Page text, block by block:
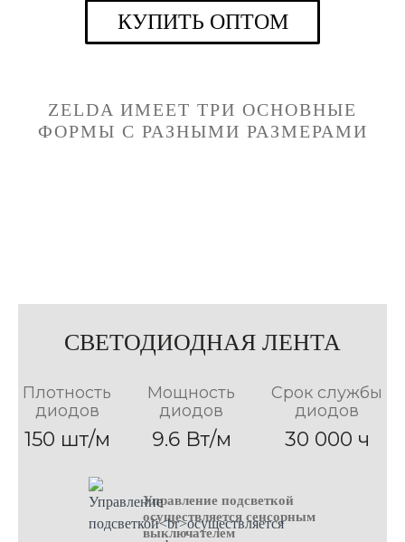
КУПИТЬ ОПТОМ
ZELDA ИМЕЕТ ТРИ ОСНОВНЫЕ
ФОРМЫ С РАЗНЫМИ РАЗМЕРАМИ
90см Х 70см
120см Х 70см
60см Х 70см
60см Х 80см
СВЕТОДИОДНАЯ ЛЕНТА
Плотность
диодов
150 шт/м
Мощность
диодов
9.6 Вт/м
Срок службы
диодов
30 000 ч
Управление подсветкой
осуществляется сенсорным
выключателем